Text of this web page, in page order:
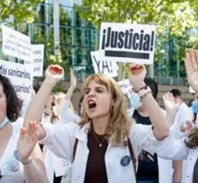
Tras
15:26
12:26
WhatsappFacebook
X